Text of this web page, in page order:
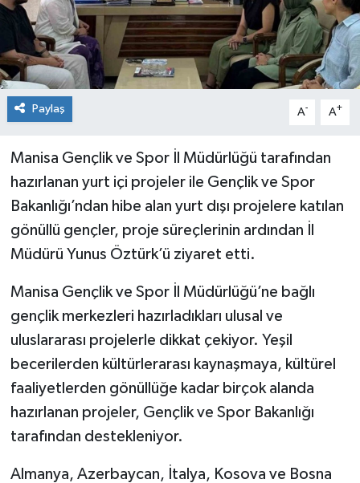
Paylaş A- A+
Manisa Gençlik ve Spor İl Müdürlüğü tarafından
hazırlanan yurt içi projeler ile Gençlik ve Spor
Bakanlığı’ndan hibe alan yurt dışı projelere katılan
gönüllü gençler, proje süreçlerinin ardından İl
Müdürü Yunus Öztürk’ü ziyaret etti.
Manisa Gençlik ve Spor İl Müdürlüğü’ne bağlı
gençlik merkezleri hazırladıkları ulusal ve
uluslararası projelerle dikkat çekiyor. Yeşil
becerilerden kültürlerarası kaynaşmaya, kültürel
faaliyetlerden gönüllüğe kadar birçok alanda
hazırlanan projeler, Gençlik ve Spor Bakanlığı
tarafından destekleniyor.
Almanya, Azerbaycan, İtalya, Kosova ve Bosna